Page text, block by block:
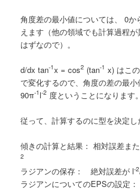
角度差の最小値については、 0
えます（他の領域でも計算過程
はずなので）。
d/dx tan-1x = cos2 (tan-1 x) はこ
で変化するので、角度の差の最
90π-1l-2 度ということになります。
従って、計算するのに型を決定
傾きの計算と結果： 相対誤差ま
2
ラジアンの保存： 絶対誤差が l-2
ラジアンについてのEPSの設定